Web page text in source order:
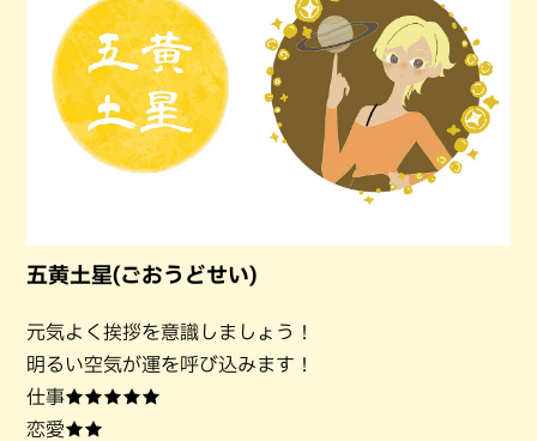
五黄土星(ごおうどせい)
元気よく挨拶を意識しましょう！
明るい空気が運を呼び込みます！
仕事★★★★★
恋愛★★